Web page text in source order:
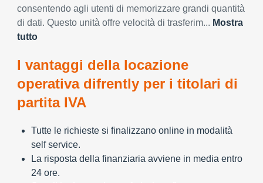
consentendo agli utenti di memorizzare grandi quantità
di dati. Questo unità offre velocità di trasferim... Mostra
tutto
I vantaggi della locazione
operativa difrently per i titolari di
partita IVA
Tutte le richieste si finalizzano online in modalità
self service.
La risposta della finanziaria avviene in media entro
24 ore.